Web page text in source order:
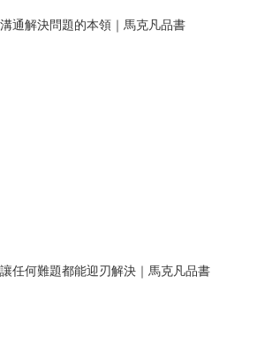
通解決問題的本領｜馬克凡品書
任何難題都能迎刃解決｜馬克凡品書